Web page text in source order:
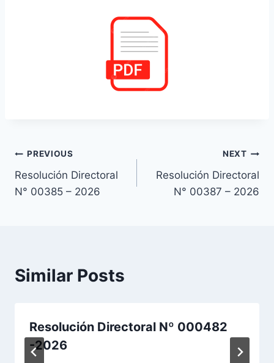
Navegación
de
PREVIOUS
Resolución Directoral
N° 00385 – 2026
NEXT
Resolución Directoral
N° 00387 – 2026
Similar Posts
Resolución Directoral Nº 000482
-2026